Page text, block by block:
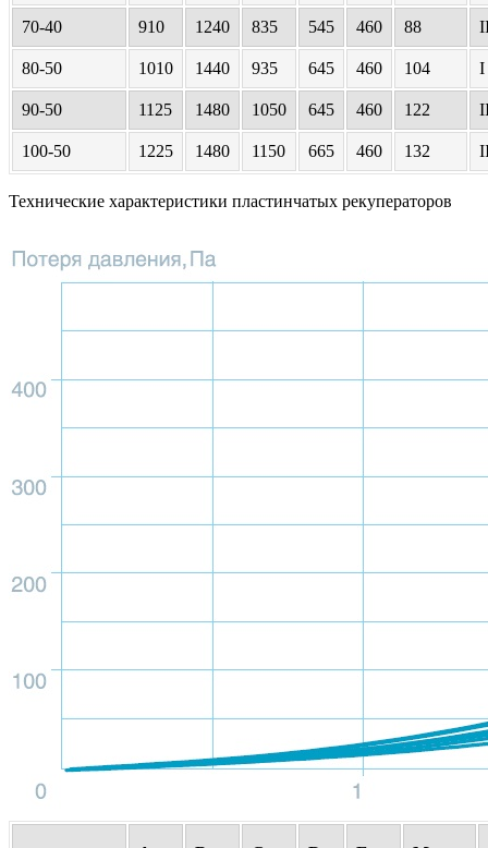
70-40 910 1240 835 545 460 88
80-50 1010 1440 935 645 460 104 I
90-50 1125 1480 1050 645 460 122
100-50 1225 1480 1150 665 460 132
Технические характеристики пластинчатых рекуператоров